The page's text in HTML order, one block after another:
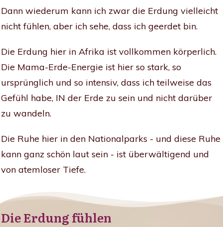
Dann wiederum kann ich zwar die Erdung vielleicht
nicht fühlen, aber ich sehe, dass ich geerdet bin.
Die Erdung hier in Afrika ist vollkommen körperlich.
Die Mama-Erde-Energie ist hier so stark, so
ursprünglich und so intensiv, dass ich teilweise das
Gefühl habe, IN der Erde zu sein und nicht darüber
zu wandeln.
Die Ruhe hier in den Nationalparks - und diese Ruhe
kann ganz schön laut sein - ist überwältigend und
von atemloser Tiefe.
Die Erdung fühlen